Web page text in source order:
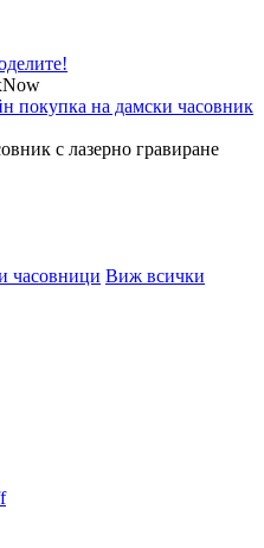
покупка на дамски часовник
с лазерно гравиране
часовници Виж всички